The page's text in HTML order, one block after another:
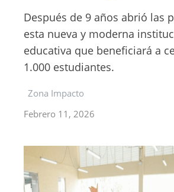
Después de 9 años abrió las
esta nueva y moderna
educativa que beneficiará a
1.000 estudiantes.
Zona Impacto
Febrero 11, 2026